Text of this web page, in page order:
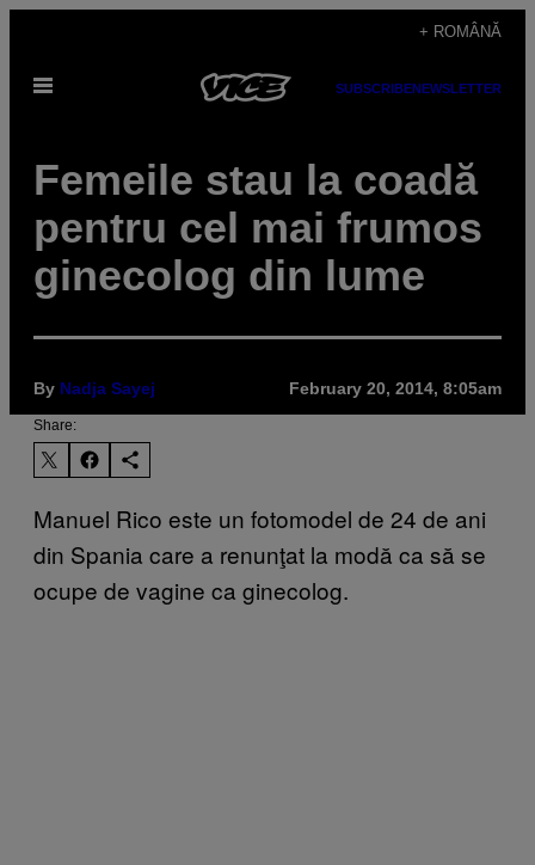
content
+ ROMÂNĂ
Open
SUBSCRIBENEWSLETTER
Femeile stau la coadă
pentru cel mai frumos
ginecolog din lume
By Nadja Sayej February 20, 2014, 8:05am
Share:
Manuel Rico este un fotomodel de 24 de ani
din Spania care a renunţat la modă ca să se
ocupe de vagine ca ginecolog.